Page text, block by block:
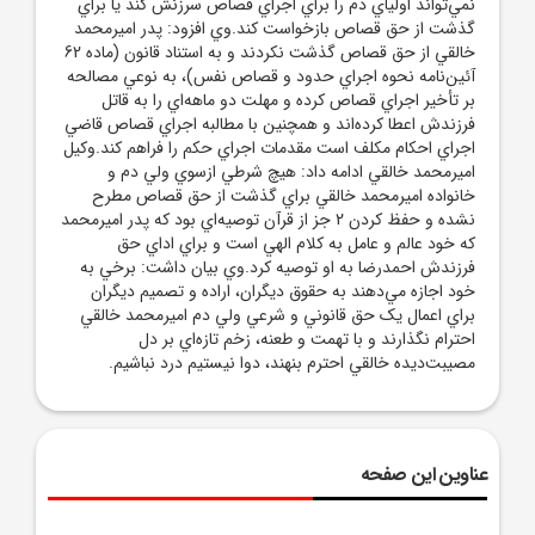
گذشت از حق قصاص بازخواست کند.وي افزود: پدر اميرمحمد
خالقي از حق قصاص گذشت نکردند و به استناد قانون (ماده 62
آئين‌نامه نحوه اجراي حدود و قصاص نفس)، به نوعي مصالحه
بر تأخير اجراي قصاص کرده و مهلت دو ماهه‌اي را به قاتل
فرزندش اعطا کرده‌اند و همچنين با مطالبه اجراي قصاص قاضي
اجراي احکام مکلف است مقدمات اجراي حکم را فراهم کند.وکيل
اميرمحمد خالقي ادامه داد: هيچ شرطي ازسوي ولي دم و
خانواده اميرمحمد خالقي براي گذشت از حق قصاص مطرح
نشده و حفظ کردن 2 جز از قرآن توصيه‌اي بود که پدر اميرمحمد
که خود عالم و عامل به کلام الهي است و براي اداي حق
فرزندش احمدرضا به او توصيه کرد.وي بيان داشت: برخي به
خود اجازه مي‌دهند به حقوق ديگران، اراده و تصميم ديگران
براي اعمال يک حق قانوني و شرعي ولي دم اميرمحمد خالقي
احترام نگذارند و با تهمت و طعنه، زخم تازه‌اي بر دل
مصيبت‌ديده خالقي احترم بنهند، دوا نيستيم درد نباشيم.
عناوین این صفحه